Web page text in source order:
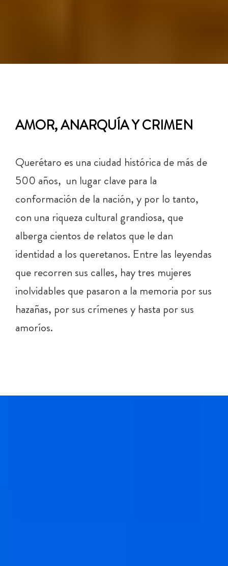
AMOR, ANARQUÍA Y CRIMEN
Querétaro es una ciudad histórica de más de
500 años, un lugar clave para la
conformación de la nación, y por lo tanto,
con una riqueza cultural grandiosa, que
alberga cientos de relatos que le dan
identidad a los queretanos. Entre las leyendas
que recorren sus calles, hay tres mujeres
inolvidables que pasaron a la memoria por sus
hazañas, por sus crímenes y hasta por sus
amoríos.